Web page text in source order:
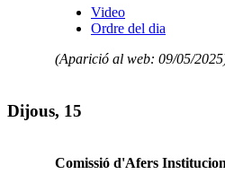
Video
Ordre del dia
(Aparició al web: 09/05/
Dijous, 15
Comissió d'Afers